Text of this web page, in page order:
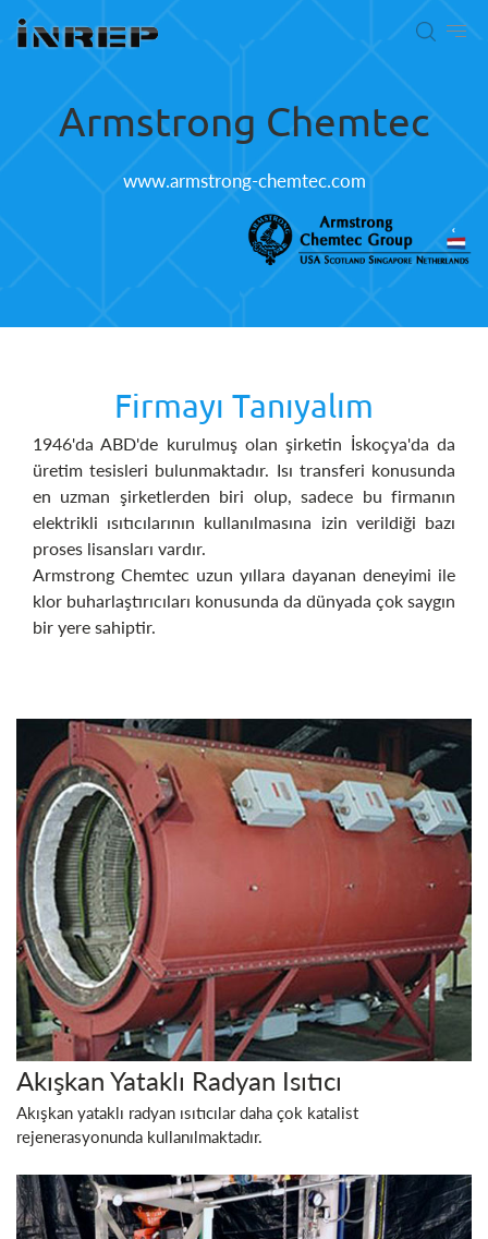
Armstrong Chemtec
www.armstrong-chemtec.com
Firmayı Tanıyalım
1946'da ABD'de kurulmuş olan şirketin İskoçya'da da
üretim tesisleri bulunmaktadır. Isı transferi konusunda
en uzman şirketlerden biri olup, sadece bu firmanın
elektrikli ısıtıcılarının kullanılmasına izin verildiği bazı
proses lisansları vardır.
Armstrong Chemtec uzun yıllara dayanan deneyimi ile
klor buharlaştırıcıları konusunda da dünyada çok saygın
bir yere sahiptir.
Akışkan Yataklı Radyan Isıtıcı
Akışkan yataklı radyan ısıtıcılar daha çok katalist
rejenerasyonunda kullanılmaktadır.